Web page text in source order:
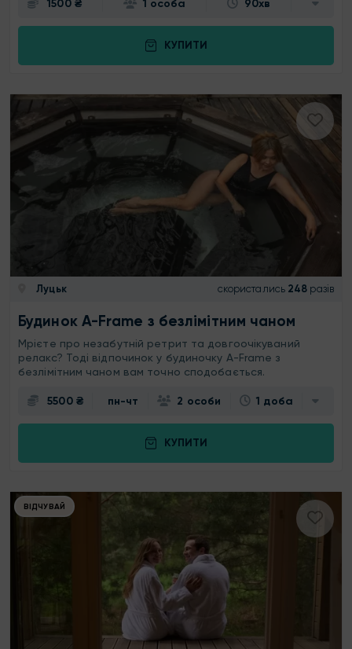
1500 ₴ 1 особа 90хв
КУПИТИ
Луцьк скористались 248 разів
Будинок A-Frame з безлімітним чаном
Мрієте про незабутній ретрит та довгоочікуваний
релакс? Тоді відпочинок у будиночку A-Frame з
безлімітним чаном вам точно сподобається.
5500 ₴ пн-чт 2 особи 1 доба
КУПИТИ
ВІДЧУВАЙ